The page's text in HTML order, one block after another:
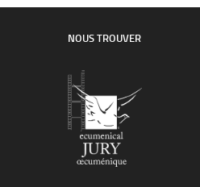
NOUS TROUVER